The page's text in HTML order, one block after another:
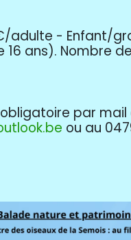
adulte - Enfant/
16 ans). Nombre
par mail
ou au